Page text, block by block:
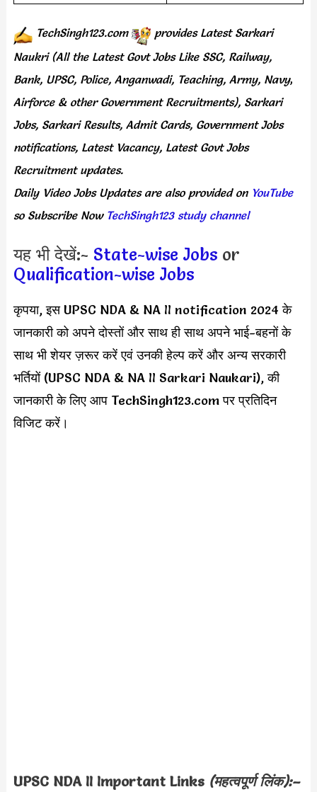
TechSingh123.com provides Latest Sarkari
Naukri (All the Latest Govt Jobs Like SSC, Railway,
Bank, UPSC, Police, Anganwadi, Teaching, Army, Navy,
Airforce & other Government Recruitments), Sarkari
Jobs, Sarkari Results, Admit Cards, Government Jobs
notifications, Latest Vacancy, Latest Govt Jobs
Recruitment updates.
Daily Video Jobs Updates are also provided onYouTube
so Subscribe Now TechSingh123 study channel
यह भी देखें:- State-wise Jobs or
Qualification-wise Jobs
कृपया, इस UPSC NDA & NA II notification 2024 के
जानकारी को अपने दोस्तों और साथ ही साथ अपने भाई-बहनों के
साथ भी शेयर ज़रूर करें एवं उनकी हेल्प करें और अन्य सरकारी
भर्तियों (UPSC NDA & NA II Sarkari Naukari), की
जानकारी के लिए आप TechSingh123.com पर प्रतिदिन
विजिट करें।
UPSC NDA II Important Links (महत्वपूर्ण लिंक):–